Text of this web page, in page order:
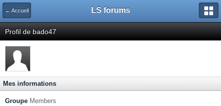
← Accueil LS forums
Profil de bado47
Mes informations
Groupe Members